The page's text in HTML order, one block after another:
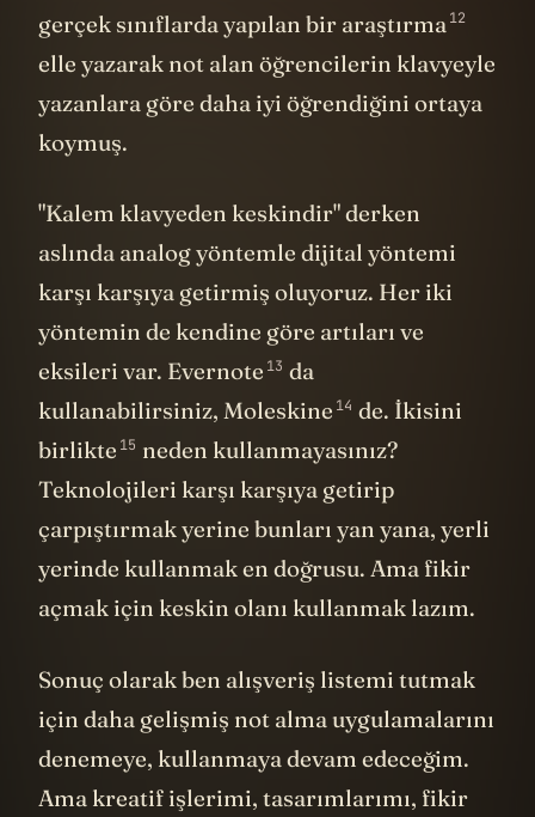
gerçek sınıflarda yapılan bir araştırma 12
elle yazarak not alan öğrencilerin klavyeyle
yazanlara göre daha iyi öğrendiğini ortaya
koymuş.
"Kalem klavyeden keskindir" derken
aslında analog yöntemle dijital yöntemi
karşı karşıya getirmiş oluyoruz. Her iki
yöntemin de kendine göre artıları ve
eksileri var. Evernote 13 da
kullanabilirsiniz, Moleskine 14 de. İkisini
birlikte 15 neden kullanmayasınız?
Teknolojileri karşı karşıya getirip
çarpıştırmak yerine bunları yan yana, yerli
yerinde kullanmak en doğrusu. Ama fikir
açmak için keskin olanı kullanmak lazım.
Sonuç olarak ben alışveriş listemi tutmak
için daha gelişmiş not alma uygulamalarını
denemeye, kullanmaya devam edeceğim.
Ama kreatif işlerimi, tasarımlarımı, fikir